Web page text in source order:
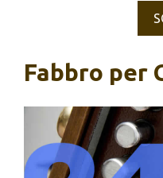
Fabbro per